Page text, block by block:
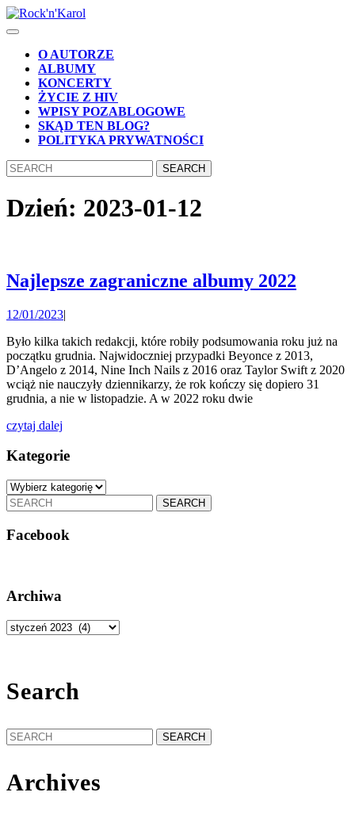
Skip
to
Skip
content
Open
ButtonO AUTORZE
ALBUMY
KONCERTY
ŻYCIE Z HIV
WPISY POZABLOGOWE
SKĄD TEN BLOG?
POLITYKA PRYWATNOŚCI
CLOSE
BUTTON
Search
for:
Dzień: 2023-01-12
Najlepsze zagraniczne albumy 2022
2022
12/01/202312/01/2023
|
Było kilka takich redakcji, które robiły podsumowania roku już na
początku grudnia. Najwidoczniej przypadki Beyonce z 2013,
D’Angelo z 2014, Nine Inch Nails z 2016 oraz Taylor Swift z 2020
wciąż nie nauczyły dziennikarzy, że rok kończy się dopiero 31
grudnia, a nie w listopadzie. A w 2022 roku dwie
czytaj dalej
Kategorie
Kategorie
Search
for:
Facebook
Archiwa
Archiwa
Search
Search
for:
Archives